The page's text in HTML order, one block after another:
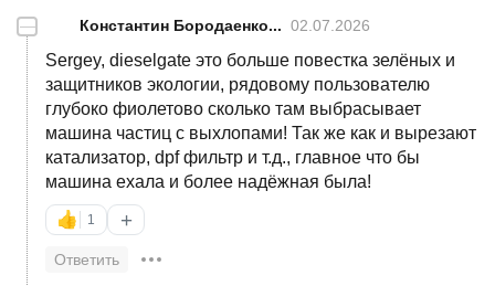
— Константин Бородаенко... 02.07.2026
Sergey, dieselgate это больше повестка зелёных и
защитников экологии, рядовому пользователю
глубоко фиолетово сколько там выбрасывает
машина частиц с выхлопами! Так же как и вырезают
катализатор, dpf фильтр и т.д., главное что бы
машина ехала и более надёжная была!
👍 1 +
Ответить